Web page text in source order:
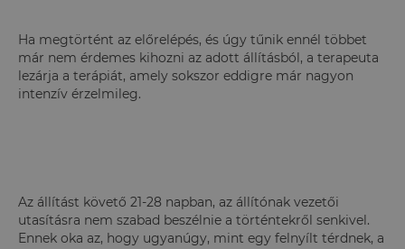
Ha megtörtént az előrelépés, és úgy tűnik ennél többet
már nem érdemes kihozni az adott állításból, a terapeuta
lezárja a terápiát, amely sokszor eddigre már nagyon
intenzív érzelmileg.
Az állítást követő 21-28 napban, az állítónak vezetői
utasításra nem szabad beszélnie a történtekről senkivel.
Ennek oka az, hogy ugyanúgy, mint egy felnyílt térdnek, a